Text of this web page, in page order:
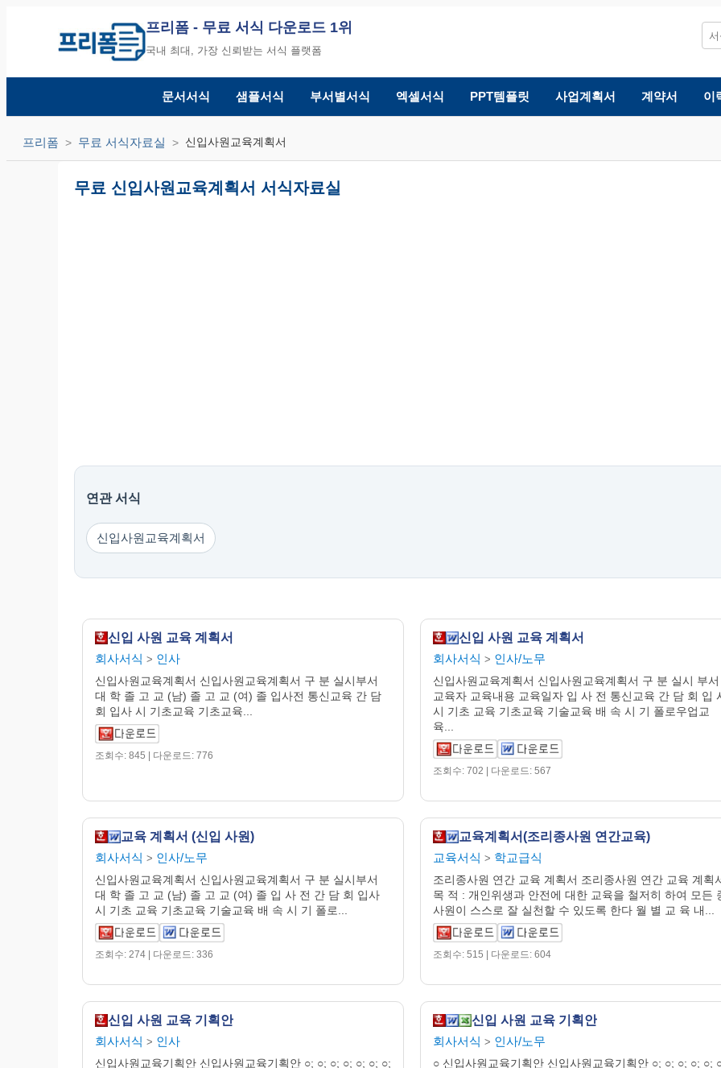
프리폼 - 무료 서식 다운로드 1위
국내 최대, 가장 신뢰받는 서식 플랫폼
문서서식 샘플서식 부서별서식 엑셀서식 PPT템플릿 사업계획서 계약서 이
프리폼 무료 서식자료실 신입사원교육계획서
무료 신입사원교육계획서 서식자료실
연관 서식
신입사원교육계획서
신입 사원 교육 계획서
회사서식 > 인사
신입사원교육계획서 신입사원교육계획서 구 분 실시부서
대 학 졸 고 교 (남) 졸 고 교 (여) 졸 입사전 통신교육 간 담
회 입사 시 기초교육 기초교육...
조회수: 845 | 다운로드: 776
신입 사원 교육 계획서
회사서식 > 인사/노무
신입사원교육계획서 신입사원교육계획서 구 분 실시 부서
교육자 교육내용 교육일자 입 사 전 통신교육 간 담 회 입
시 기초 교육 기초교육 기술교육 배 속 시 기 폴로우업교
육...
조회수: 702 | 다운로드: 567
교육 계획서 (신입 사원)
회사서식 > 인사/노무
신입사원교육계획서 신입사원교육계획서 구 분 실시부서
대 학 졸 고 교 (남) 졸 고 교 (여) 졸 입 사 전 간 담 회 입사
시 기초 교육 기초교육 기술교육 배 속 시 기 폴로...
조회수: 274 | 다운로드: 336
교육계획서(조리종사원 연간교육)
교육서식 > 학교급식
조리종사원 연간 교육 계획서 조리종사원 연간 교육 계획
목 적 : 개인위생과 안전에 대한 교육을 철저히 하여 모든
사원이 스스로 잘 실천할 수 있도록 한다 월 별 교 육 내...
조회수: 515 | 다운로드: 604
신입 사원 교육 기획안
회사서식 > 인사
신입사원교육기획안 신입사원교육기획안 ○; ○; ○; ○; ○; ○; ○;
신입 사원 교육 기획안
회사서식 > 인사/노무
○ 신입사원교육기획안 신입사원교육기획안 ○; ○; ○; ○; ○;